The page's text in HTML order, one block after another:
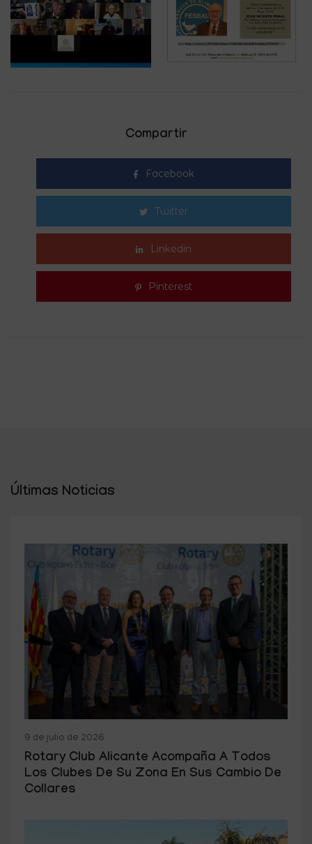
Compartir
Facebook
Twitter
Linkedin
Pinterest
Últimas Noticias
9 de julio de 2026
Rotary Club Alicante Acompaña A Todos
Los Clubes De Su Zona En Sus Cambio De
Collares